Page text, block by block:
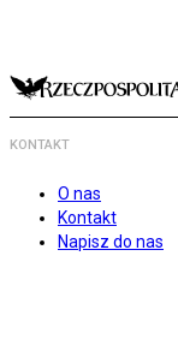
KONTAKT
O nas
Kontakt
Napisz do nas